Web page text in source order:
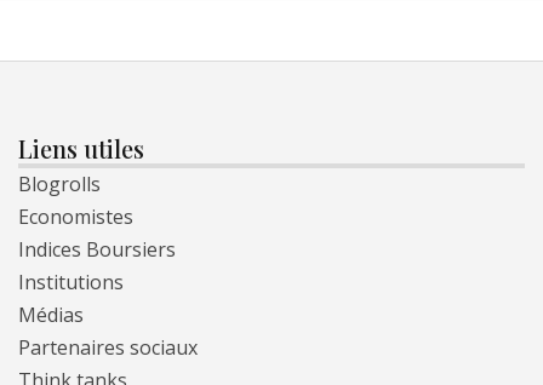
Liens utiles
Blogrolls
Economistes
Indices Boursiers
Institutions
Médias
Partenaires sociaux
Think tanks